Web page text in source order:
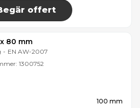
offert
80 mm
- EN AW-2007
1300752
100 mm